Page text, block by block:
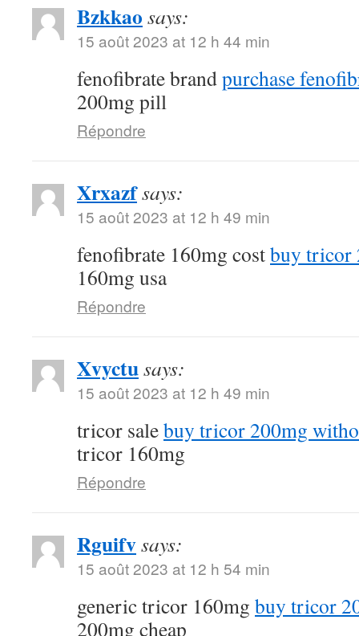
Bzkkao says:
15 août 2023 at 12 h 44 min
fenofibrate brandpurchase
200mg pill
Répondre
Xrxazfsays:
15 août 2023 at 12 h 49 min
fenofibrate 160mg costbuy tricor
160mg usa
Répondre
Xvyctusays:
15 août 2023 at 12 h 49 min
tricor salebuy tricor 200mg
tricor 160mg
Répondre
Rguifvsays:
15 août 2023 at 12 h 54 min
generic tricor 160mg buy tricor
200mg cheap